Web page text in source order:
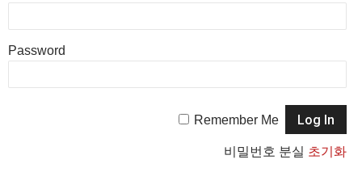
Password
Remember Me
비밀번호 분실 초기화